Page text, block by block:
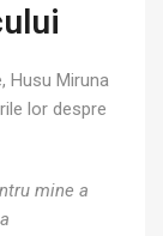
Husu Miruna
lor despre
mine a